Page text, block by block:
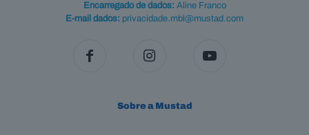
Encarregado de dados: Aline Franco
E-mail dados: privacidade.mbl@mustad.com
Sobre a Mustad